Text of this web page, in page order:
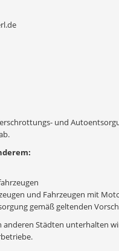
und
und Fahrzeugen mit
gemäß geltenden
anderen Städten unterhalten